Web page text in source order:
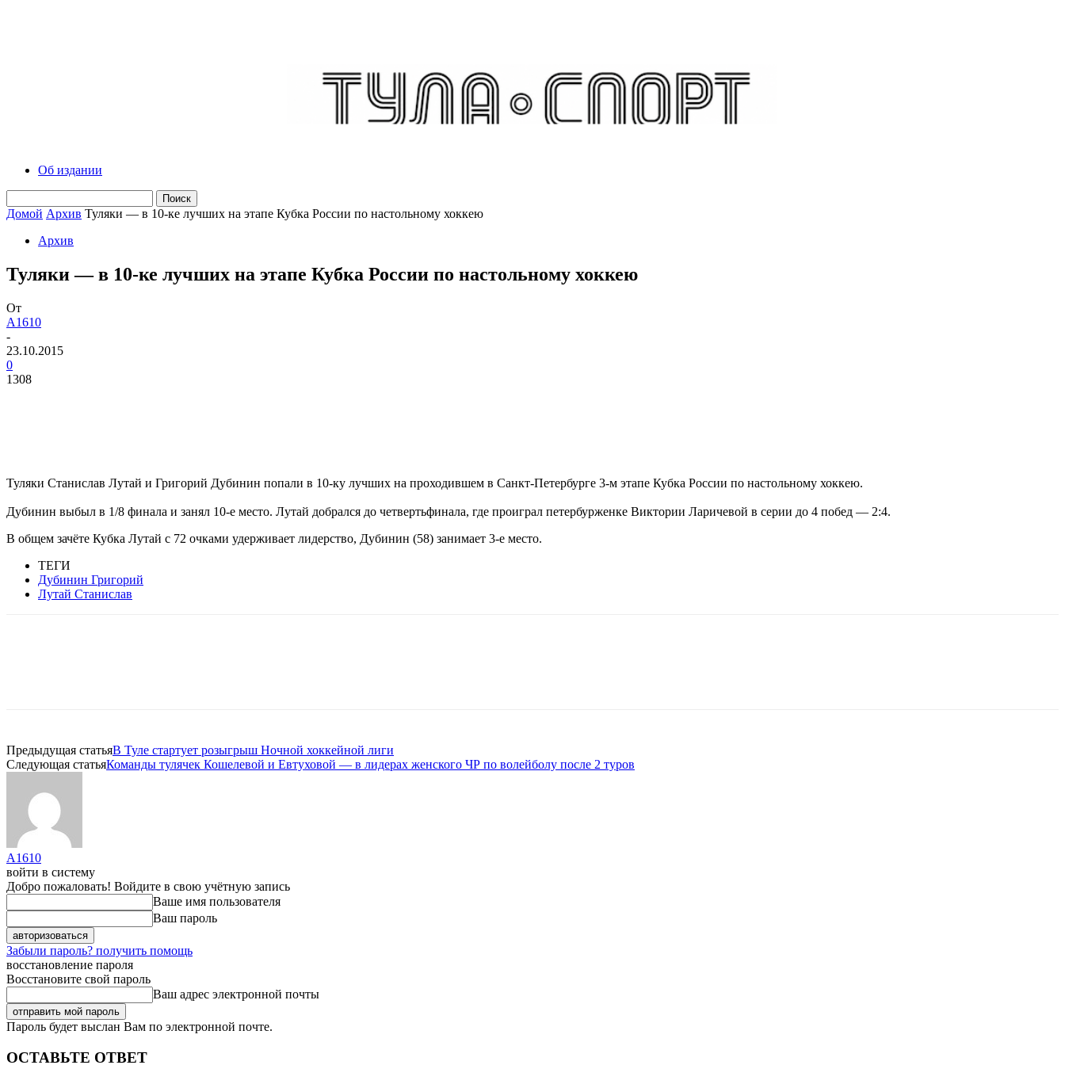
Об издании
Домой Архив Туляки — в 10-ке лучших на этапе Кубка России по настольному хоккею
Архив
Туляки — в 10-ке лучших на этапе Кубка России по настольному хоккею
От
A1610
-
23.10.2015
0
1308
Туляки Станислав Лутай и Григорий Дубинин попали в 10-ку лучших на проходившем в Санкт-Петербурге 3-м этапе Кубка России по настольному хоккею.
Дубинин выбыл в 1/8 финала и занял 10-е место. Лутай добрался до четвертьфинала, где проиграл петербурженке Виктории Ларичевой в серии до 4 побед — 2:4.
В общем зачёте Кубка Лутай с 72 очками удерживает лидерство, Дубинин (58) занимает 3-е место.
ТЕГИ
Дубинин Григорий
Лутай Станислав
Предыдущая статьяВ Туле стартует розыгрыш Ночной хоккейной лиги
Следующая статьяКоманды тулячек Кошелевой и Евтуховой — в лидерах женского ЧР по волейболу после 2 туров
A1610
войти в систему
Добро пожаловать! Войдите в свою учётную запись
Ваше имя пользователя
Ваш пароль
Забыли пароль? получить помощь
восстановление пароля
Восстановите свой пароль
Ваш адрес электронной почты
Пароль будет выслан Вам по электронной почте.
ОСТАВЬТЕ ОТВЕТ